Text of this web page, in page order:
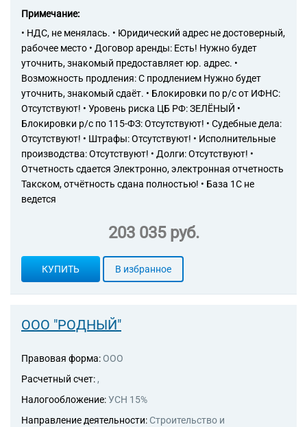
машинами и оборудованием
для текстильного, швейного и
трикотажного производств
46.65 Торговля оптовая
офисной мебелью
46.66 Торговля оптовая
прочей офисной техникой и
оборудованием
46.69 Торговля оптовая
оборудованием
46.73.4 Торговля оптовая
46.73.5 Торговля оптовая
46.73.6 Торговля оптовая
прочими строительными
и канцелярскими товарами,
Примечание:
• НДС, не менялась. • Юридический адрес не достоверный,
рабочее место • Договор аренды: Есть! Нужно будет
уточнить, знакомый предоставляет юр. адрес. •
Возможность продления: С продлением Нужно будет
уточнить, знакомый сдаёт. • Блокировки по р/с от ИФНС:
Отсутствуют! • Уровень риска ЦБ РФ: ЗЕЛЁНЫЙ •
Блокировки р/с по 115-ФЗ: Отсутствуют! • Судебные дела:
Отсутствуют! • Штрафы: Отсутствуют! • Исполнительные
производства: Отсутствуют! • Долги: Отсутствуют! •
Отчетность сдается Электронно, электронная отчетность
Такском, отчётность сдана полностью! • База 1С не
ведется
203 035 руб.
КУПИТЬ В избранное
ООО "РОДНЫЙ"
Правовая форма: ООО
Расчетный счет: ,
Налогообложение:УСН 15%
Направление деятельности: Строительство и